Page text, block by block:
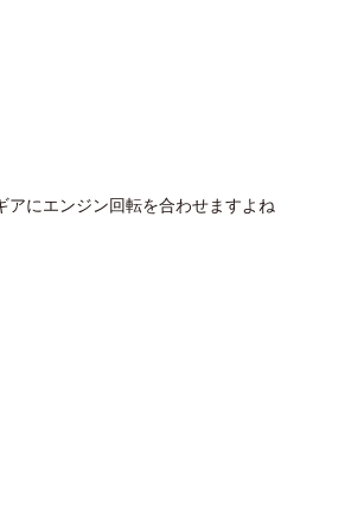
アにエンジン回転を合わせますよね